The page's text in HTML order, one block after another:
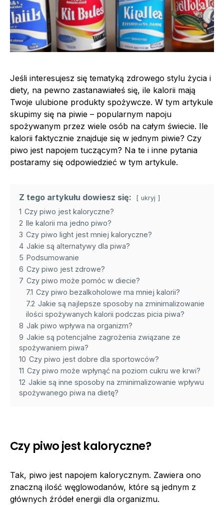
Jeśli interesujesz się tematyką zdrowego stylu życia i
diety, na pewno zastanawiałeś się, ile kalorii mają
Twoje ulubione produkty spożywcze. W tym artykule
skupimy się na piwie – popularnym napoju
spożywanym przez wiele osób na całym świecie. Ile
kalorii faktycznie znajduje się w jednym piwie? Czy
piwo jest napojem tuczącym? Na te i inne pytania
postaramy się odpowiedzieć w tym artykule.
Z tego artykułu dowiesz się: ukryj
1 Czy piwo jest kaloryczne?
2 Ile kalorii ma jedno piwo?
3 Czy piwo light jest mniej kaloryczne?
4 Jakie są alternatywy dla piwa?
5 Podsumowanie
6 Czy piwo jest zdrowe?
7 Czy piwo może pomóc w diecie?
7.1 Czy piwo bezalkoholowe ma mniej kalorii?
7.2 Jakie są najlepsze sposoby na zminimalizowanie
ilości spożywanych kalorii podczas picia piwa?
8 Jak piwo wpływa na organizm?
9 Jakie są potencjalne zagrożenia związane ze
spożywaniem piwa?
10 Czy piwo jest dobre dla sportowców?
11 Czy piwo może wpłynąć na poziom cukru we krwi?
12 Jakie są inne sposoby na zminimalizowanie wpływu
spożywanego piwa na dietę?
Czy piwo jest kaloryczne?
Tak, piwo jest napojem kalorycznym. Zawiera ono
znaczną ilość węglowodanów, które są jednym z
głównych źródeł energii dla organizmu.